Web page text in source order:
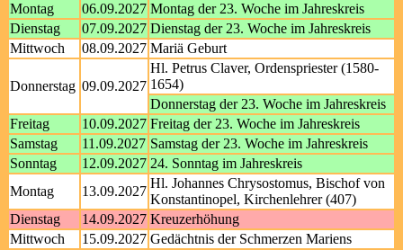
Montag
06.09.2027 Montag der 23. Woche im Jahreskreis
Dienstag
07.09.2027 Dienstag der 23. Woche im Jahreskreis
Mittwoch
08.09.2027 Mariä Geburt
Donnerstag 09.09.2027
Hl. Petrus Claver, Ordenspriester (1580-
1654)
Donnerstag der 23. Woche im Jahreskreis
Freitag
10.09.2027 Freitag der 23. Woche im Jahreskreis
Samstag
11.09.2027 Samstag der 23. Woche im Jahreskreis
Sonntag
12.09.2027 24. Sonntag im Jahreskreis
Montag
13.09.2027
Hl. Johannes Chrysostomus, Bischof von
Konstantinopel, Kirchenlehrer (407)
Dienstag
14.09.2027 Kreuzerhöhung
Mittwoch
15.09.2027 Gedächtnis der Schmerzen Mariens